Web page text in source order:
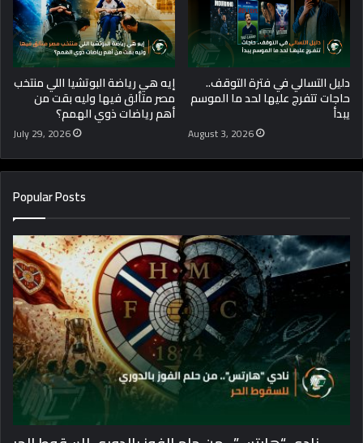
دليل التسالي في فترة التوقف..
حاجات تتفرج عليها لحد ما الموسم
يبدأ
August 3, 2026
إيه هي رياضة البوتشيا اللي منتخب
مصر متألق فيها وليه بقت من
أهم رياضات ذوي الهمم؟
July 29, 2026
Popular Posts